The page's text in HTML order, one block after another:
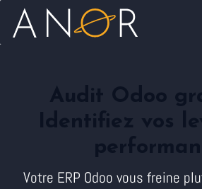
Se rendre au contenu
Votre ERP Odoo vous freine